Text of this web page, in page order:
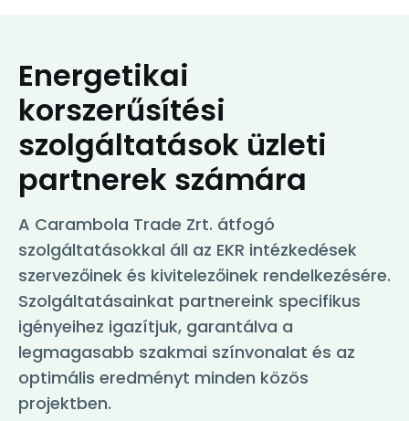
Energetikai
korszerűsítési
szolgáltatások üzleti
partnerek számára
A Carambola Trade Zrt. átfogó
szolgáltatásokkal áll az EKR intézkedések
szervezőinek és kivitelezőinek rendelkezésére.
Szolgáltatásainkat partnereink specifikus
igényeihez igazítjuk, garantálva a
legmagasabb szakmai színvonalat és az
optimális eredményt minden közös
projektben.